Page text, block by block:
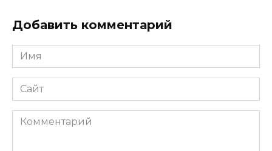
Добавить комментарий
Имя
*
Сайт
Комментарий